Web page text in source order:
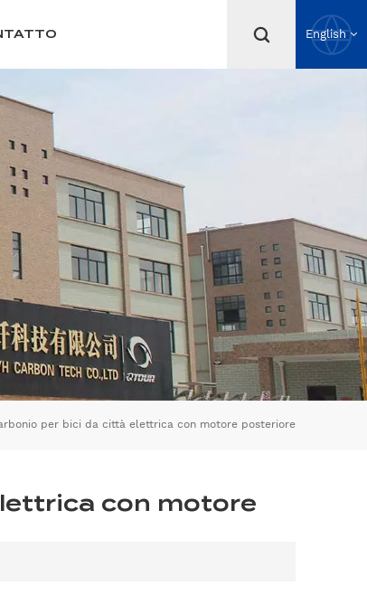
English
per bici da città elettrica con motore posteriore
con motore